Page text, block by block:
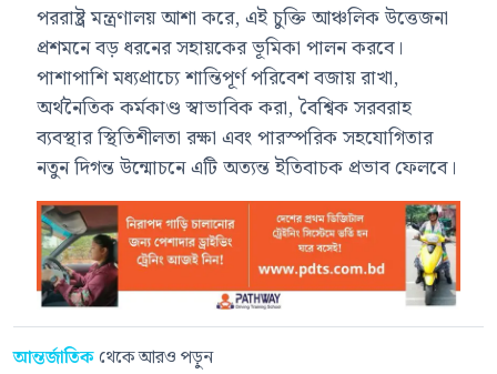
পররাষ্ট্র মন্ত্রণালয় আশা করে, এই চুক্তি আঞ্চলিক উত্তেজনা
প্রশমনে বড় ধরনের সহায়কের ভূমিকা পালন করবে।
পাশাপাশি মধ্যপ্রাচ্যে শান্তিপূর্ণ পরিবেশ বজায় রাখা,
অর্থনৈতিক কর্মকাণ্ড স্বাভাবিক করা, বৈশ্বিক সরবরাহ
ব্যবস্থার স্থিতিশীলতা রক্ষা এবং পারস্পরিক সহযোগিতার
নতুন দিগন্ত উন্মোচনে এটি অত্যন্ত ইতিবাচক প্রভাব ফেলবে।
আন্তর্জাতিক থেকে আরও পড়ুন